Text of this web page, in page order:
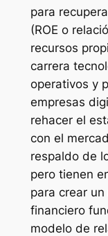
para
(ROE o
recursos
carrera
operativos y
empresas
rehacer el
con el
respaldo de
pero tienen
para crear
financiero
modelo de